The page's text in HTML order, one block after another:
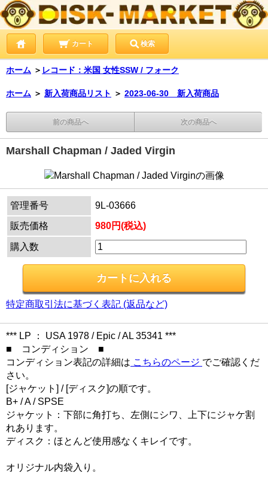
カート 検索
ホーム ＞ レコード：米国 女性SSW / フォーク
ホーム ＞ 新入荷商品リスト ＞ 2023-06-30 新入荷商品
前の商品へ 次の商品へ
Marshall Chapman / Jaded Virgin
管理番号
9L-03666
販売価格
980円(税込)
購入数
特定商取引法に基づく表記 (返品など)
*** LP ： USA 1978 / Epic / AL 35341 ***
■ コンディション ■
コンディション表記の詳細は こちらのページ でご確認くだ
さい。
[ジャケット] / [ディスク]の順です。
B+ / A / SPSE
ジャケット：下部に角打ち、左側にシワ、上下にジャケ割
れあります。
ディスク：ほとんど使用感なくキレイです。
オリジナル内袋入り。